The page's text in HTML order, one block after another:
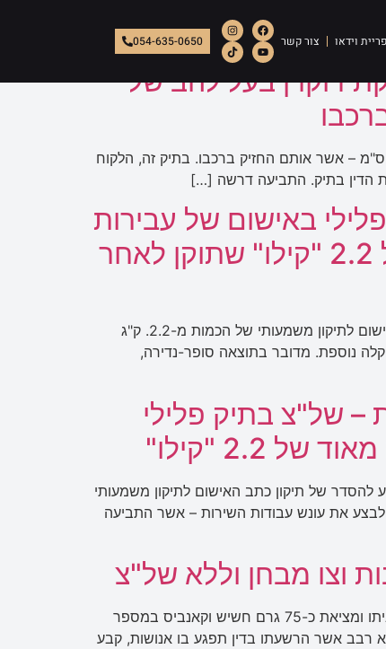
וידאו צור קשר 054-635-0650
דוקרן בעל להב של
הלקוח הורשע בעבירות החזקת סמים, החזקת דוקרן בעל להב באורך של 6.5 ס"מ והחזקת סכין בעלת להב באורך של 11.5 ס"מ – אשר אותם החזיק ברכבו. בתיק זה, הלקוח
הדין בתיק. התביעה דרשה […]
באישום של עבירות
חמורות מאוד של החזקה/שימוש בסמים בכמות גדולה מאוד של 2.2 "קילו" שתוקן לאחר
לאחר מלחמה ארוכה מול התביעה, ניהול גישור פלילי בתיק ובשל כשלים ראייתיים אשר הצבעתי עליהם בתיק, תוקן כתב האישום לתיקון משמעותי של הכמות מ-2.2. ק"ג
קלה נוספת. מדובר בתוצאה סופר-נדירה,
– של"צ בתיק פלילי
"קילו"
להסדר של תיקון כתב האישום לתיקון משמעותי
מאוד לבצע את עונש עבודות השירות – אשר התביעה
וצו מבחן וללא של"צ
בכתב האישום שהוגש נגד לקוח המשרד, הוא הואשם בעבירת החזקת סמים שלא לשימוש עצמי בעקבות חיפוש שנעשה בביתו ומציאת כ-75 גרם חשיש וקאנביס במספר
רבב אשר הרשעתו בדין תפגע בו אנושות, קבע